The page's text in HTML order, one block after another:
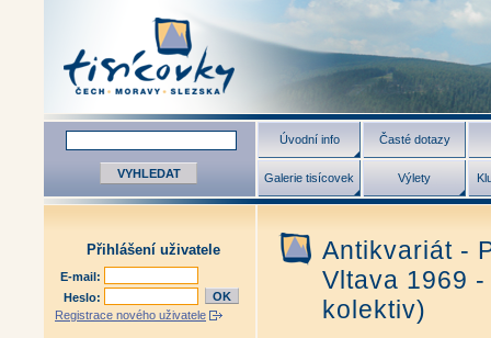
Úvodní info Časté dotazy
Galerie tisícovek Výlety
Přihlášení uživatele
E-mail:
Heslo:
Registrace nového uživatele
Antikvariát -
Vltava 1969
kolektiv)